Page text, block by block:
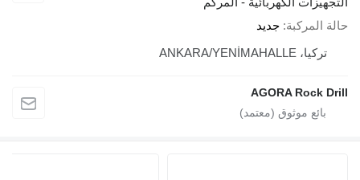
حالة المركبة جديد
تركيا، ANKARA/YENİMAHALLE
AGORA Rock Drill